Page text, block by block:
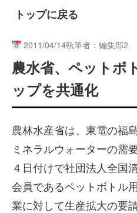
トップに戻る
2011/04/14執筆者：編集部2
農水省、ペットボ
ップを共通化
農林水産省は、東電の福
ミネラルウォーターの需
４日付けで社団法人全国
会員であるペットボトル
業に対して生産拡大の要